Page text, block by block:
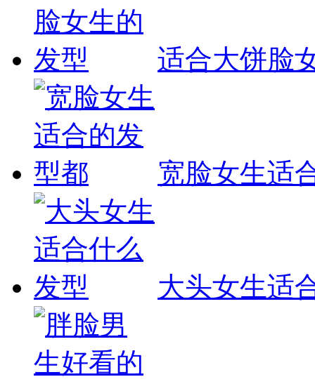
适合大饼脸
宽脸女生适
大头女生适